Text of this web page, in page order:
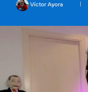
Víctor Ayora